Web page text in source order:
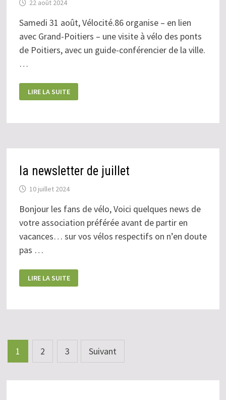
22 août 2024
Samedi 31 août, Vélocité.86 organise – en lien
avec Grand-Poitiers – une visite à vélo des ponts
de Poitiers, avec un guide-conférencier de la ville.
…
AOÛT
:
FÊTE
!
LIRE LA SUITE
la newsletter de juillet
10 juillet 2024
Bonjour les fans de vélo, Voici quelques news de
votre association préférée avant de partir en
vacances… sur vos vélos respectifs on n’en doute
pas …
NEWSLETTER
DE
LIRE LA SUITE
Pagination
des
1 2 3 Suivant